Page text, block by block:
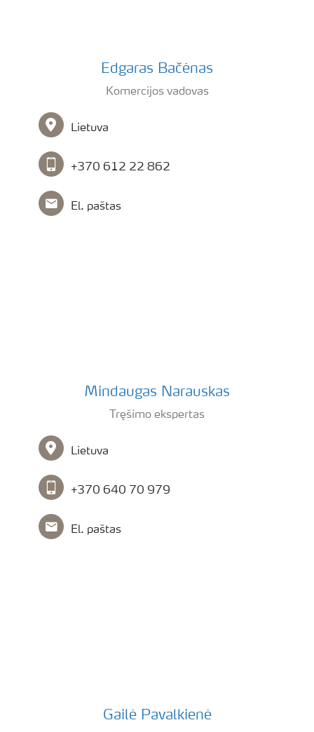
Edgaras Bačėnas
Komercijos vadovas
Lietuva
+370 612 22 862
El. paštas
Mindaugas Narauskas
Tręšimo ekspertas
Lietuva
+370 640 70 979
El. paštas
Gailė Pavalkienė